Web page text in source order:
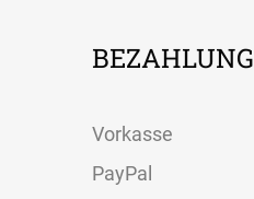
BEZAHLUNG
Vorkasse
PayPal